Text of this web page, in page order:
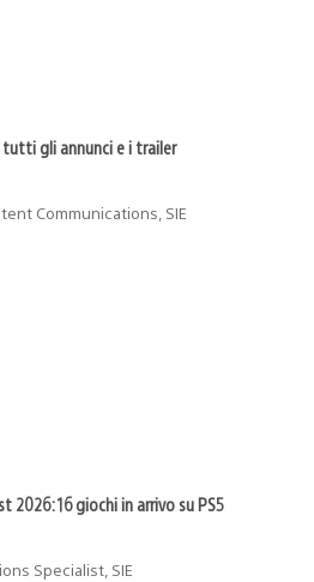
gli annunci e i trailer
Communications, SIE
2026: 16 giochi in arrivo su PS5
Specialist, SIE